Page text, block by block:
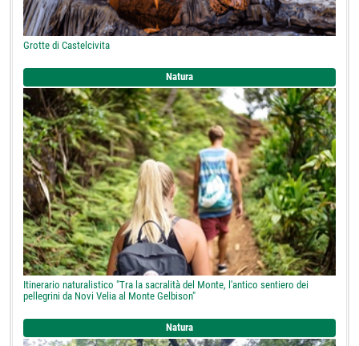
Grotte di Castelcivita
Natura
Itinerario naturalistico "Tra la sacralità del Monte, l'antico sentiero dei
pellegrini da Novi Velia al Monte Gelbison"
Natura